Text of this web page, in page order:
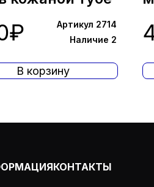
(2714)
₽
Артикул 2714
Наличие 2
В корзину
КОНТАКТЫ